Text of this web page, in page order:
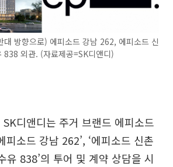
방향으로) 에피소드 강남 262, 에피소드 신
외관. (자료제공=SK디앤디)
디앤디는 주거 브랜드 에피소드
피소드 강남 262’, ‘에피소드 신촌
유 838’의 투어 및 계약 상담을 시